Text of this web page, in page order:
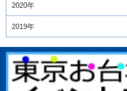
2020年
2019年